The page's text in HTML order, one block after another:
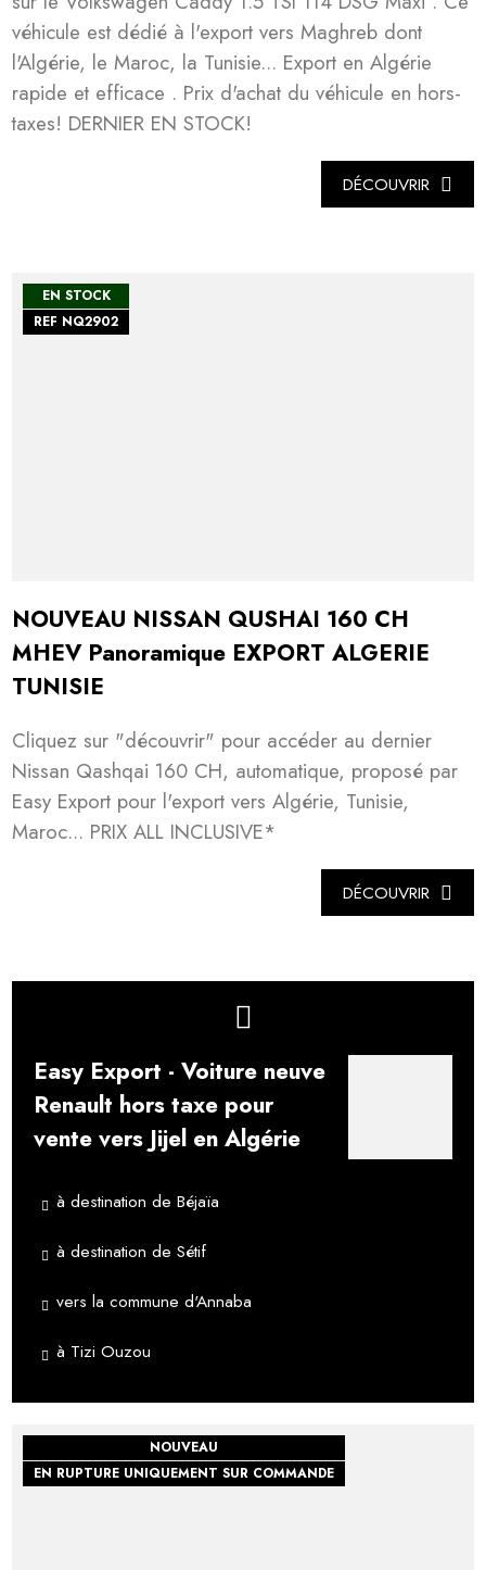
véhicule est dédié à l'export vers Maghreb dont
l'Algérie, le Maroc, la Tunisie... Export en Algérie
rapide et efficace . Prix d'achat du véhicule en hors-
taxes! DERNIER EN STOCK!
DÉCOUVRIR
EN STOCK
REF NQ2902
NOUVEAU NISSAN QUSHAI 160 CH
MHEV Panoramique EXPORT ALGERIE
TUNISIE
Cliquez sur "découvrir" pour accéder au dernier
Nissan Qashqai 160 CH, automatique, proposé par
Easy Export pour l'export vers Algérie, Tunisie,
Maroc... PRIX ALL INCLUSIVE*
DÉCOUVRIR
Easy Export - Voiture neuve
Renault hors taxe pour
vente vers Jijel en Algérie
à destination de Béjaïa
à destination de Sétif
vers la commune d'Annaba
à Tizi Ouzou
NOUVEAU
EN RUPTURE UNIQUEMENT SUR COMMANDE